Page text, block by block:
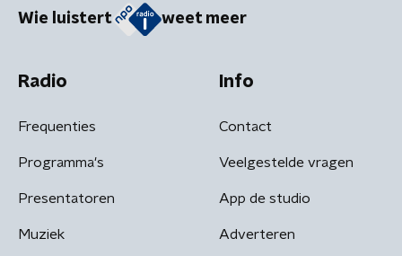
Wie luistert weet meer
Radio
Frequenties
Programma's
Presentatoren
Muziek
Info
Contact
Veelgestelde vragen
App de studio
Adverteren